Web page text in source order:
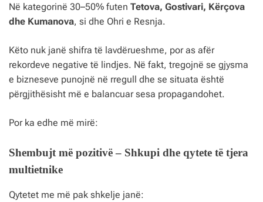
Në kategorinë 30–50% futen Tetova, Gostivari, Kërçova
dhe Kumanova, si dhe Ohri e Resnja.
Këto nuk janë shifra të lavdërueshme, por as afër
rekordeve negative të lindjes. Në fakt, tregojnë se gjysma
e bizneseve punojnë në rregull dhe se situata është
përgjithësisht më e balancuar sesa propagandohet.
Por ka edhe më mirë:
Shembujt më pozitivë – Shkupi dhe qytete të tjera
multietnike
Qytetet me më pak shkelje janë: